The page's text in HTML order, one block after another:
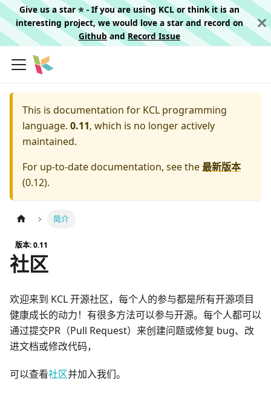
Give us a star ⭐️ - If you are using KCL or think it is an
interesting project, we would love a star and record on
Githuband Record Issue
This is documentation for KCL programming
language. 0.11, which is no longer actively
maintained.
For up-to-date documentation, see the最新版本
(0.12).
简介
版本: 0.11
社区
欢迎来到 KCL 开源社区，每个人的参与都是所有开源项目
健康成长的动力！有很多方法可以参与开源。每个人都可以
通过提交PR（Pull Request）来创建问题或修复 bug、改
进文档或修改代码，
可以查看社区并加入我们。